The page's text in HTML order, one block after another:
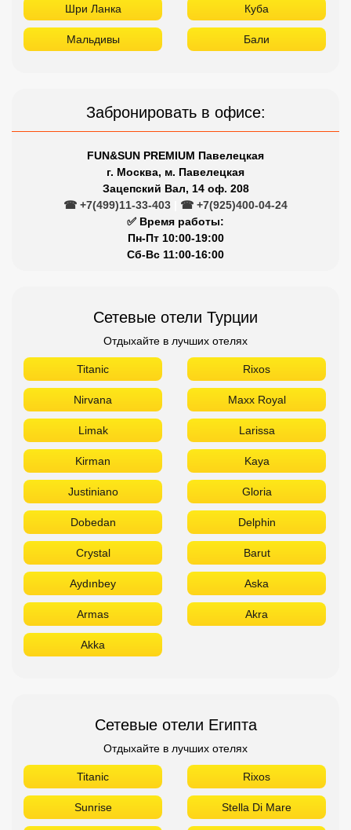
Шри Ланка Куба
Мальдивы Бали
Забронировать в офисе:
FUN&SUN PREMIUM Павелецкая
г. Москва, м. Павелецкая
Зацепский Вал, 14 оф. 208
☎ +7(499)11-33-403
☎ +7(925)400-04-24
✅ Время работы:
Пн-Пт 10:00-19:00
Сб-Вс 11:00-16:00
Сетевые отели Турции
Отдыхайте в лучших отелях
Titanic Rixos
Nirvana Maxx Royal
Limak Larissa
Kirman Kaya
Justiniano Gloria
Dobedan Delphin
Crystal Barut
Aydınbey Aska
Armas Akra
Akka
Сетевые отели Египта
Отдыхайте в лучших отелях
Titanic Rixos
Sunrise Stella Di Mare